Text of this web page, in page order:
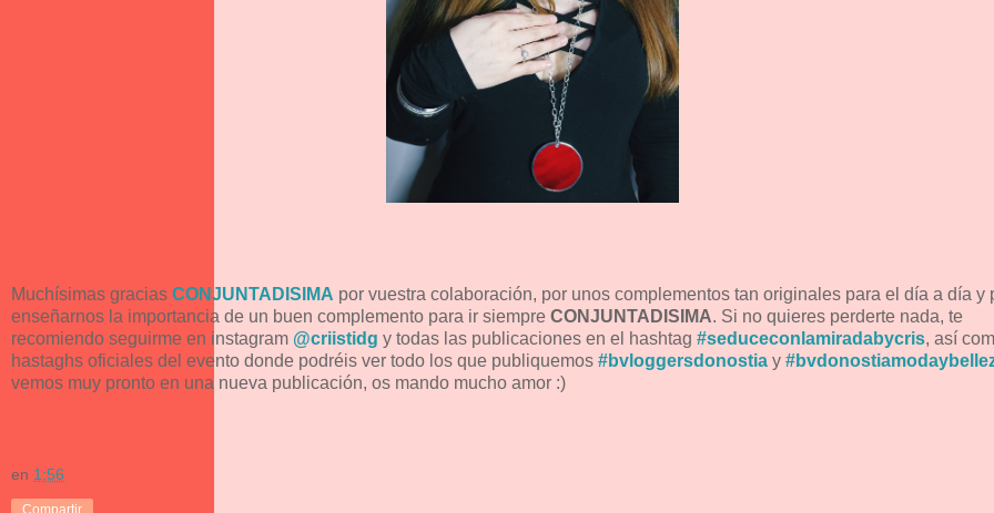
Muchísimas gracias CONJUNTADISIMA por vuestra colaboración, por unos complementos tan originales para el día a día y
enseñarnos la importancia de un buen complemento para ir siempre CONJUNTADISIMA. Si no quieres perderte nada, te
recomiendo seguirme en instagram @criistidg y todas las publicaciones en el hashtag #seduceconlamiradabycris, así
hastaghs oficiales del evento donde podréis ver todo los que publiquemos #bvloggersdonostia y
vemos muy pronto en una nueva publicación, os mando mucho amor :)
en 1:56
Compartir